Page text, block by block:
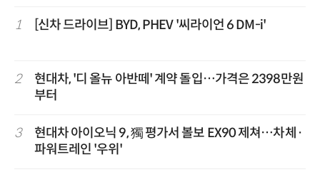
1 [신차 드라이브] BYD, PHEV '씨라이언 6 DM-i'
2
현대차, '디 올뉴 아반떼' 계약 돌입…가격은 2398만원
부터
3
현대차 아이오닉 9, 獨 평가서 볼보 EX90 제쳐…차체·
파워트레인 '우위'